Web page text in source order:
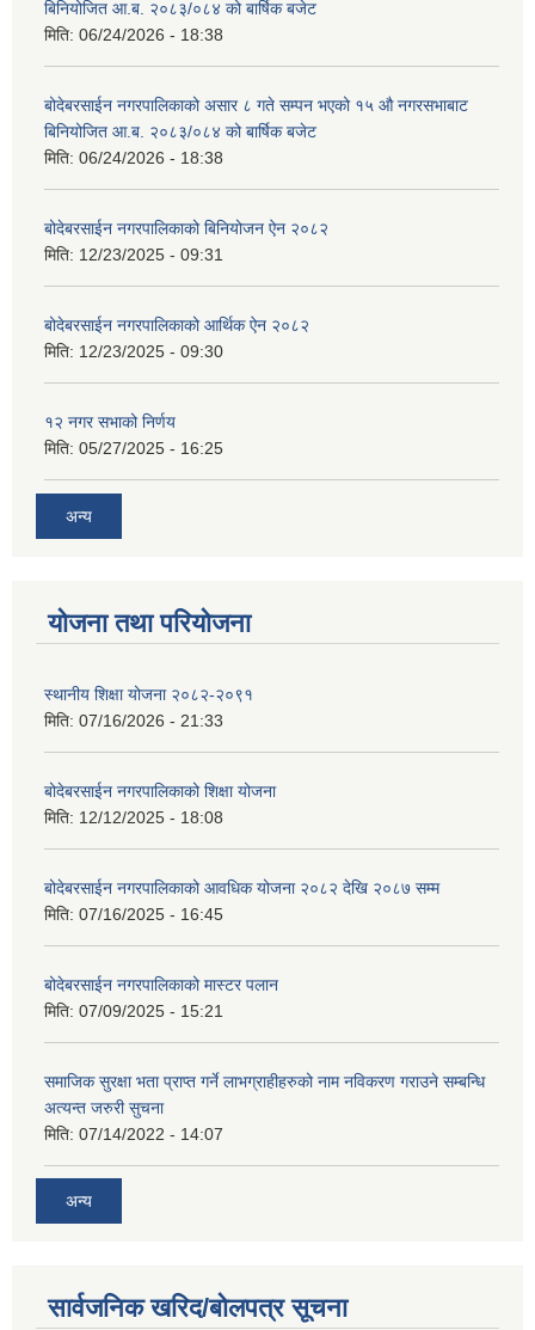
बिनियोजित आ.ब. २०८३/०८४ को बार्षिक बजेट
मिति: 06/24/2026 - 18:38
बोदेबरसाईन नगरपालिकाको असार ८ गते सम्पन भएको १५ ‍‍‍औ नगरसभाबाट
बिनियोजित आ.ब. २०८३/०८४ को बार्षिक बजेट
मिति: 06/24/2026 - 18:38
बोदेबरसाईन नगरपालिकाको बिनियोजन ऐन २०८२
मिति: 12/23/2025 - 09:31
बोदेबरसाईन नगरपालिकाको आर्थिक ऐन २०८२
मिति: 12/23/2025 - 09:30
१२ नगर सभाको निर्णय
मिति: 05/27/2025 - 16:25
अन्य
योजना तथा परियोजना
स्थानीय शिक्षा योजना २०८२-२०९१
मिति: 07/16/2026 - 21:33
बोदेबरसाईन नगरपालिकाको शिक्षा योजना
मिति: 12/12/2025 - 18:08
बोदेबरसाईन नगरपालिकाको आवधिक योजना २०८२ देखि २०८७ सम्म
मिति: 07/16/2025 - 16:45
बोदेबरसाईन नगरपालिकाको मास्टर पलान
मिति: 07/09/2025 - 15:21
समाजिक सुरक्षा भता प्राप्त गर्ने लाभग्राहीहरुको नाम नविकरण गराउने सम्बन्धि
अत्यन्त जरुरी सुचना
मिति: 07/14/2022 - 14:07
अन्य
सार्वजनिक खरिद/बोलपत्र सूचना